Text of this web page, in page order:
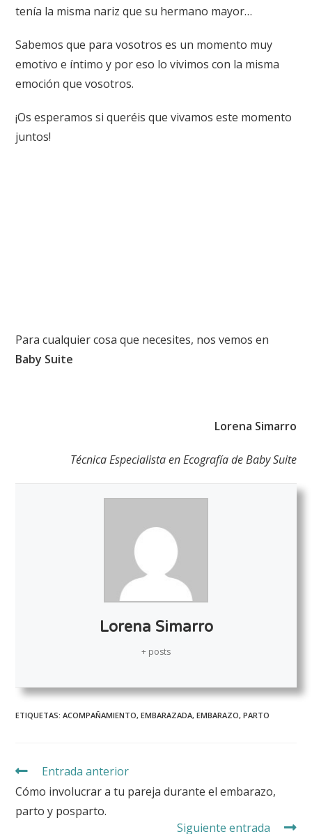
tenía la misma nariz que su hermano mayor…
Sabemos que para vosotros es un momento muy
emotivo e íntimo y por eso lo vivimos con la misma
emoción que vosotros.
¡Os esperamos si queréis que vivamos este momento
juntos!
Para cualquier cosa que necesites, nos vemos en
Baby Suite
Lorena Simarro
Técnica Especialista en Ecografía de Baby Suite
Lorena Simarro
+ posts
ETIQUETAS:ACOMPAÑAMIENTO, EMBARAZADA, EMBARAZO, PARTO
Entrada anterior
Cómo involucrar a tu pareja durante el embarazo,
parto y posparto.
Siguiente entrada